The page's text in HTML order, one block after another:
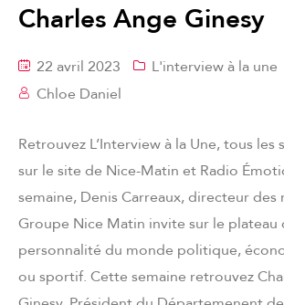
Charles Ange Ginesy
22 avril 2023
L'interview à la une
Chloe Daniel
Retrouvez L’Interview à la Une, tous les
sur le site de Nice-Matin et Radio
semaine, Denis Carreaux, directeur des
Groupe Nice Matin invite sur le plateau
personnalité du monde politique,
ou sportif. Cette semaine retrouvez